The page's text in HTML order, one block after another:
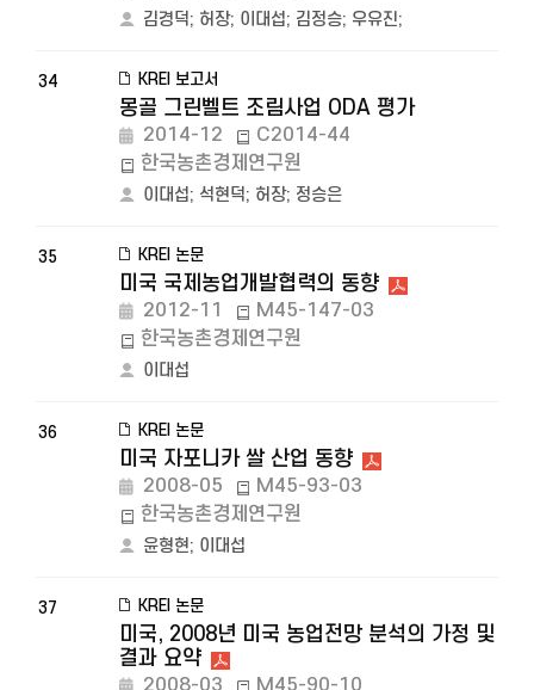
김경덕; 허장; 이대섭; 김정승; 우유진;
34 KREI 보고서
몽골 그린벨트 조림사업 ODA 평가
2014-12
C2014-44
한국농촌경제연구원
이대섭; 석현덕; 허장; 정승은
35 KREI 논문
미국 국제농업개발협력의 동향
2012-11
M45-147-03
한국농촌경제연구원
이대섭
36 KREI 논문
미국 자포니카 쌀 산업 동향
2008-05
M45-93-03
한국농촌경제연구원
윤형현; 이대섭
37 KREI 논문
미국, 2008년 미국 농업전망 분석의 가정 및
결과 요약
2008-03 M45-90-10